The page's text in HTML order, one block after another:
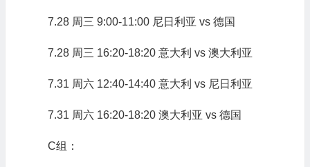
7.28 周三 9:00-11:00 尼日利亚 vs 德国
7.28 周三 16:20-18:20 意大利 vs 澳大利亚
7.31 周六 12:40-14:40 意大利 vs 尼日利亚
7.31 周六 16:20-18:20 澳大利亚 vs 德国
C组：